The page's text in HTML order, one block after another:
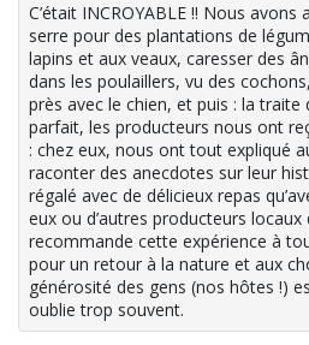
C’était INCROYABLE !! Nous avons
serre pour des plantations de
lapins et aux veaux, caresser des
dans les poulaillers, vu des
près avec le chien, et puis : la
parfait, les producteurs nous ont
: chez eux, nous ont tout expliqué
raconter des anecdotes sur leur
régalé avec de délicieux repas
eux ou d’autres producteurs locaux
recommande cette expérience à
pour un retour à la nature et aux
générosité des gens (nos hôtes !)
oublie trop souvent.